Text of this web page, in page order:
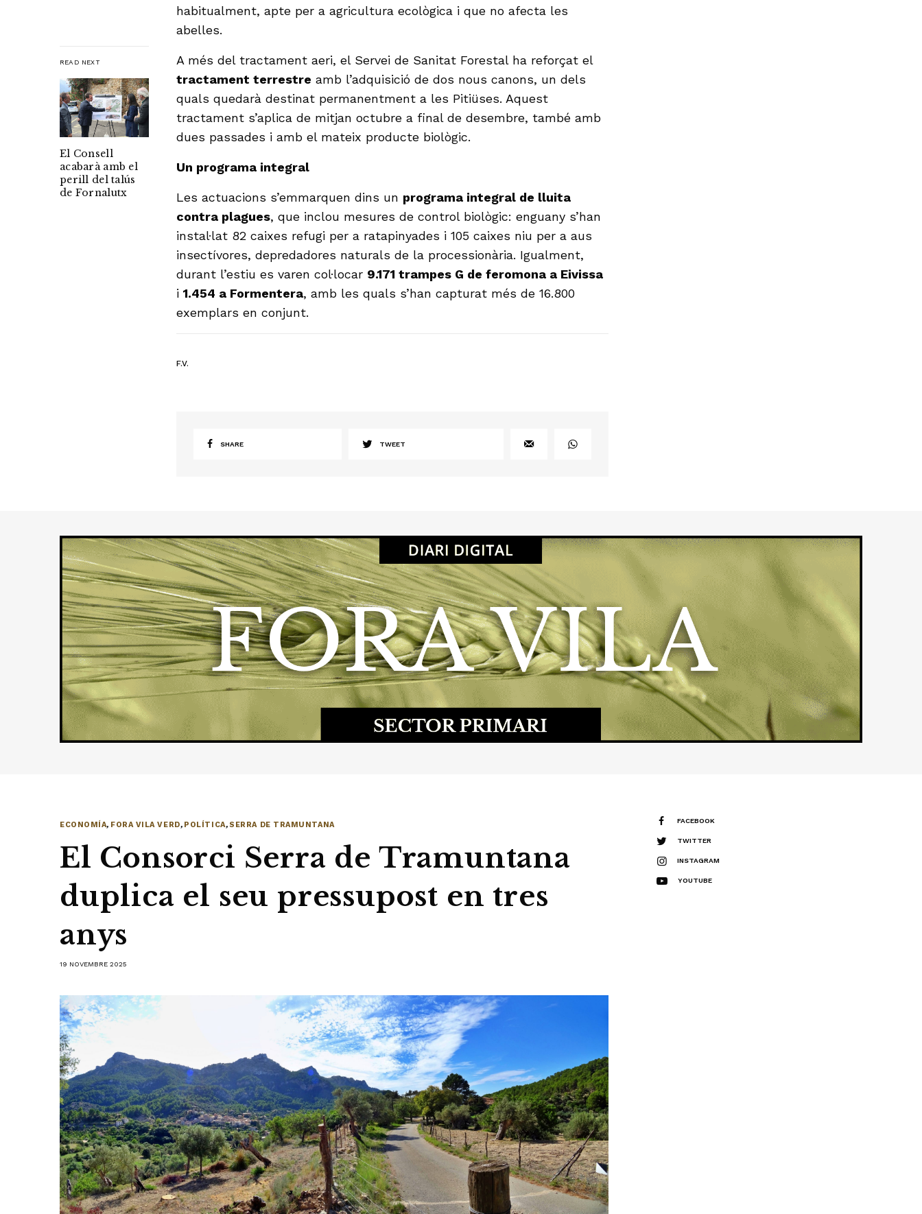
READ NEXT
El Consell
acabarà amb el
perill del talús
de Fornalutx
habitualment, apte per a agricultura ecològica i que no afecta les
abelles.
A més del tractament aeri, el Servei de Sanitat Forestal ha reforçat el
tractament terrestre amb l’adquisició de dos nous canons, un dels
quals quedarà destinat permanentment a les Pitiüses. Aquest
tractament s’aplica de mitjan octubre a final de desembre, també amb
dues passades i amb el mateix producte biològic.
Un programa integral
Les actuacions s’emmarquen dins un programa integral de lluita
contra plagues, que inclou mesures de control biològic: enguany s’han
instal·lat 82 caixes refugi per a ratapinyades i 105 caixes niu per a aus
insectívores, depredadores naturals de la processionària. Igualment,
durant l’estiu es varen col·locar 9.171 trampes G de feromona a Eivissa
i1.454 a Formentera, amb les quals s’han capturat més de 16.800
exemplars en conjunt.
F.V.
SHARE TWEET
ECONOMÍA, FORA VILA VERD, POLÍTICA,SERRA DE TRAMUNTANA
El Consorci Serra de Tramuntana
duplica el seu pressupost en tres
anys
19 NOVEMBRE 2025
FACEBOOK
TWITTER
INSTAGRAM
YOUTUBE